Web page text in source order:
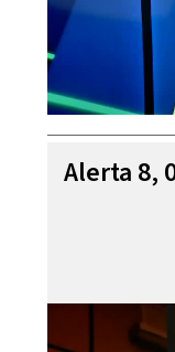
Alerta 8,